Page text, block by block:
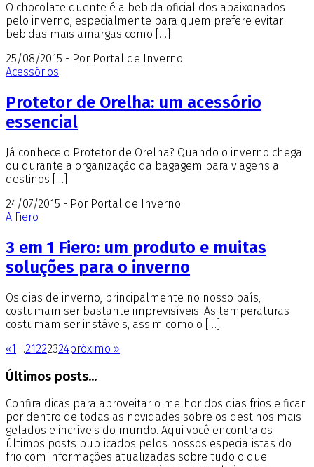
O chocolate quente é a bebida oficial dos apaixonados
pelo inverno, especialmente para quem prefere evitar
bebidas mais amargas como […]
25/08/2015 - Por Portal de Inverno
Acessórios
Protetor de Orelha: um acessório
essencial
Já conhece o Protetor de Orelha? Quando o inverno chega
ou durante a organização da bagagem para viagens a
destinos […]
24/07/2015 - Por Portal de Inverno
A Fiero
3 em 1 Fiero: um produto e muitas
soluções para o inverno
Os dias de inverno, principalmente no nosso país,
costumam ser bastante imprevisíveis. As temperaturas
costumam ser instáveis, assim como o […]
«1 ...21222324próximo »
Últimos posts...
Confira dicas para aproveitar o melhor dos dias frios e ficar
por dentro de todas as novidades sobre os destinos mais
gelados e incríveis do mundo. Aqui você encontra os
últimos posts publicados pelos nossos especialistas do
frio com informações atualizadas sobre tudo o que